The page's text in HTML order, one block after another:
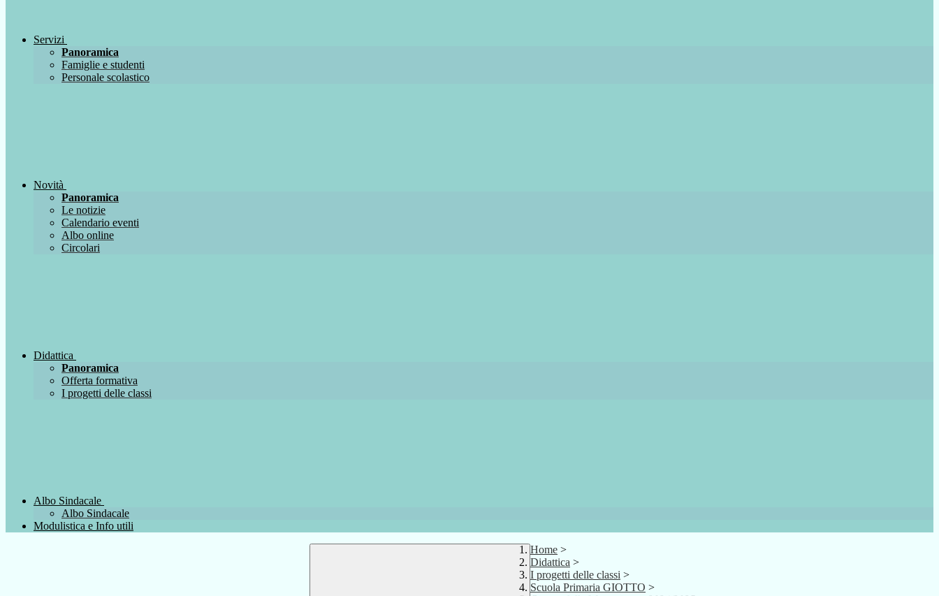
Servizi
Panoramica
Famiglie e studenti
Personale scolastico
Novità
Panoramica
Le notizie
Calendario eventi
Albo online
Circolari
Didattica
Panoramica
Offerta formativa
I progetti delle classi
Albo Sindacale
Albo Sindacale
Modulistica e Info utili
Home >
Didattica >
I progetti delle classi >
Scuola Primaria GIOTTO >